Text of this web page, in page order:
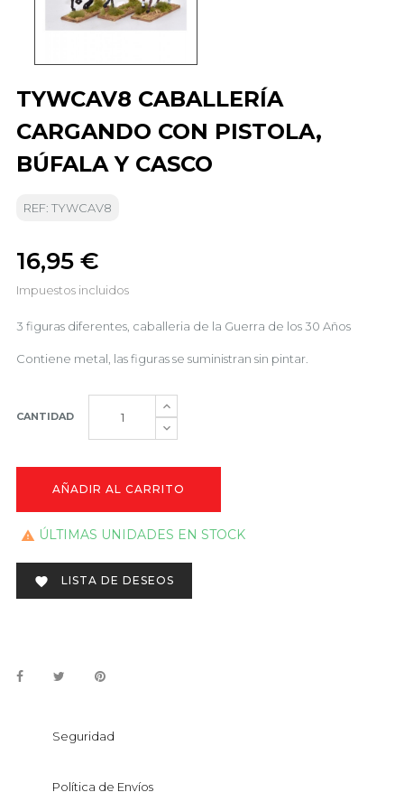
TYWCAV8 CABALLERÍA
CARGANDO CON PISTOLA,
BÚFALA Y CASCO
REF: TYWCAV8
16,95 €
Impuestos incluidos
3 figuras diferentes, caballeria de la Guerra de los 30 Años
Contiene metal, las figuras se suministran sin pintar.
CANTIDAD
AÑADIR AL CARRITO
 ÚLTIMAS UNIDADES EN STOCK
 LISTA DE DESEOS
Seguridad
Política de Envíos